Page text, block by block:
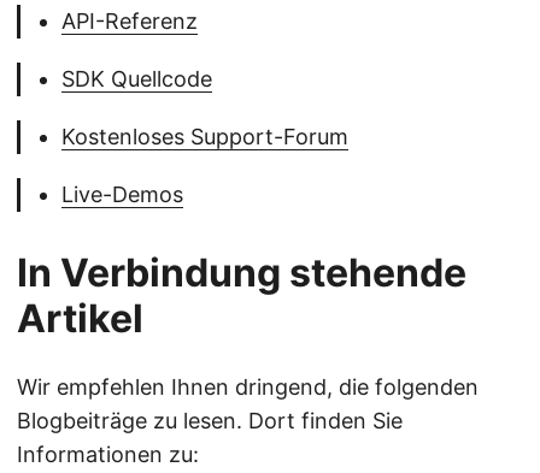
API-Referenz
SDK Quellcode
Kostenloses Support-Forum
Live-Demos
In Verbindung stehende
Artikel
Wir empfehlen Ihnen dringend, die folgenden
Blogbeiträge zu lesen. Dort finden Sie
Informationen zu: